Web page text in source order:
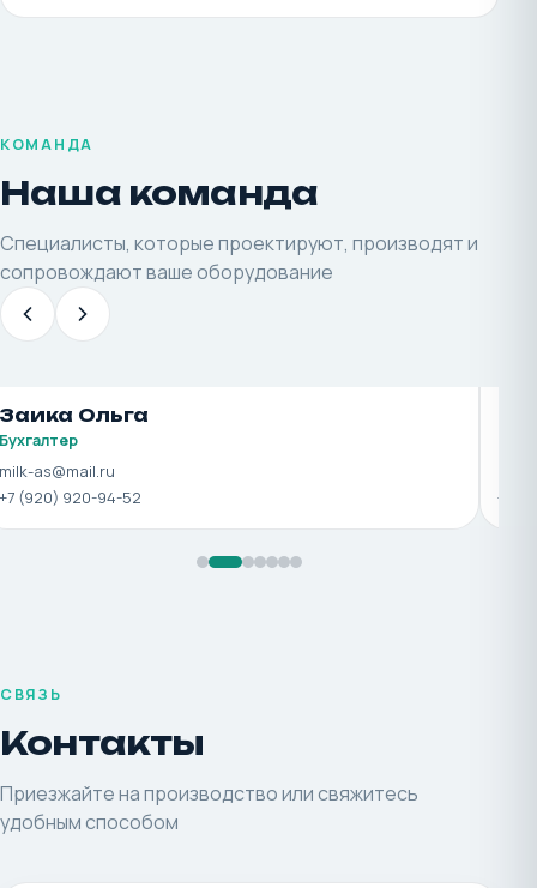
КОМАНДА
Наша команда
Специалисты, которые проектируют, производят и
сопровождают ваше оборудование
Татьяна
по продажам
029-18-56
+7
СВЯЗЬ
Контакты
Приезжайте на производство или свяжитесь
удобным способом